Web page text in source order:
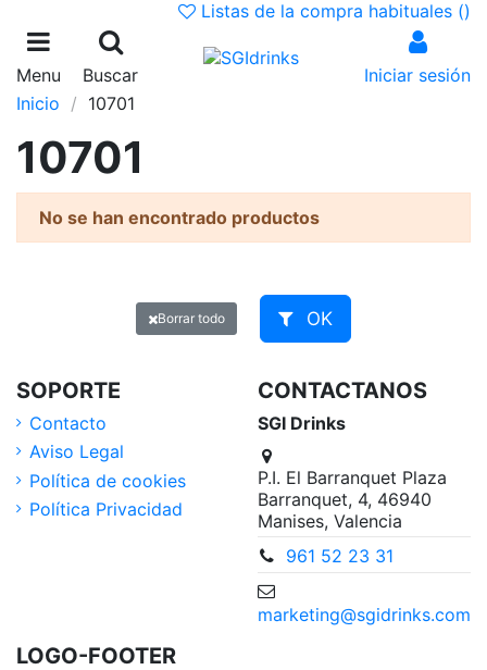
Listas de la compra habituales ()
Menu Buscar
Iniciar sesión
Inicio
10701
10701
No se han encontrado productos
Borrar todo OK
SOPORTE
Contacto
Aviso Legal
Política de cookies
Política Privacidad
CONTACTANOS
SGI Drinks
P.I. El Barranquet Plaza
Barranquet, 4, 46940
Manises, Valencia
961 52 23 31
marketing@sgidrinks.com
LOGO-FOOTER